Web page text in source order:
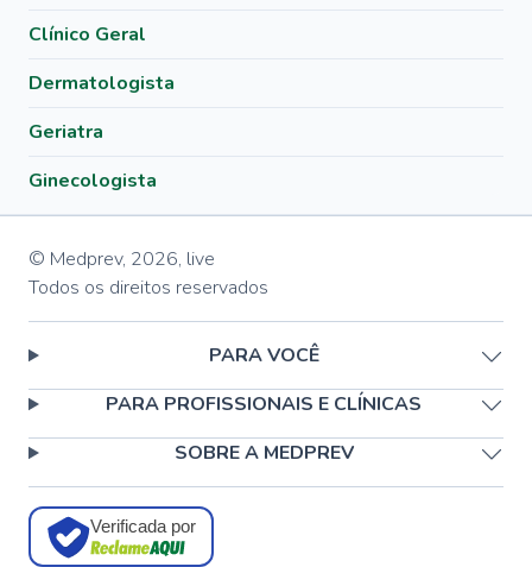
Clínico Geral
Dermatologista
Geriatra
Ginecologista
© Medprev, 2026, live
Todos os direitos reservados
PARA VOCÊ
PARA PROFISSIONAIS E CLÍNICAS
SOBRE A MEDPREV
Verificada por